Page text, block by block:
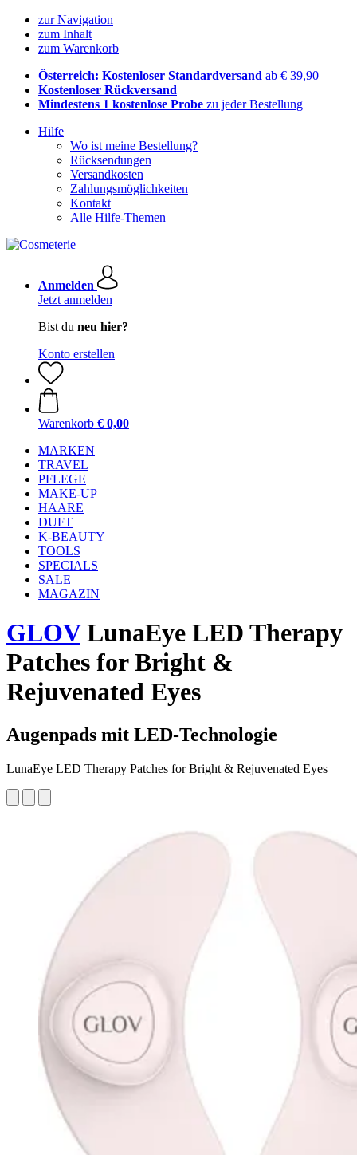
zur Navigation
zum Inhalt
zum Warenkorb
Österreich: Kostenloser Standardversand ab € 39,90
Kostenloser Rückversand
Mindestens 1 kostenlose Probe zu jeder Bestellung
Hilfe
Wo ist meine Bestellung?
Rücksendungen
Versandkosten
Zahlungsmöglichkeiten
Kontakt
Alle Hilfe-Themen
Anmelden
Jetzt anmelden
Bist du neu hier?
Konto erstellen
Warenkorb € 0,00
MARKEN
TRAVEL
PFLEGE
MAKE-UP
HAARE
DUFT
K-BEAUTY
TOOLS
SPECIALS
SALE
MAGAZIN
GLOVLunaEye LED Therapy
Patches for Bright &
Rejuvenated Eyes
Augenpads mit LED-Technologie
LunaEye LED Therapy Patches for Bright & Rejuvenated Eyes